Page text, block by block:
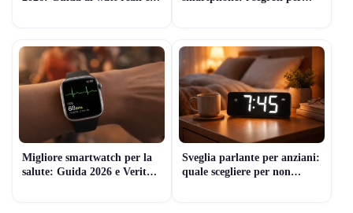
Migliore smartwatch per la
salute: Guida 2026 e Verità
Sveglia parlante per anziani:
quale scegliere per non